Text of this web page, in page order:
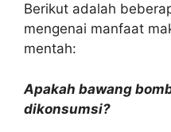
Berikut adalah
mengenai manfaat
mentah:
Apakah bawang
dikonsumsi?